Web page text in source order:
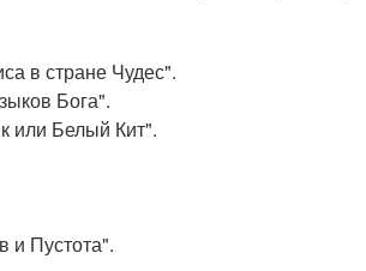
в стране Чудес".
Бога".
или Белый Кит".
и Пустота".